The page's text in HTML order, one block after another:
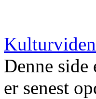
Denne side
er senest